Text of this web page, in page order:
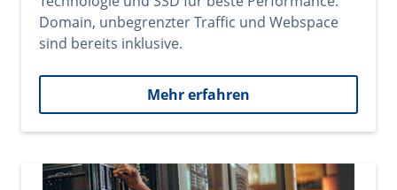
Domain, unbegrenzter Traffic und Webspace
sind bereits inklusive.
Mehr erfahren